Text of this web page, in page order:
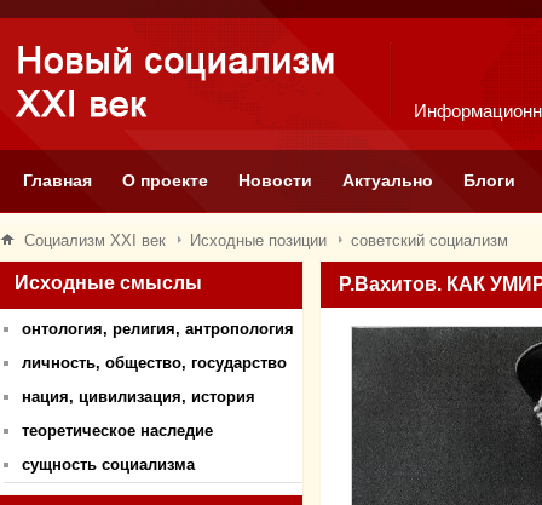
Главная О проекте Новости Актуально Блоги
Социализм XXI век Исходные позиции советский социализм
Исходные смыслы
онтология, религия, антропология
личность, общество, государство
нация, цивилизация, история
теоретическое наследие
сущность социализма
Р.Вахитов. КАК